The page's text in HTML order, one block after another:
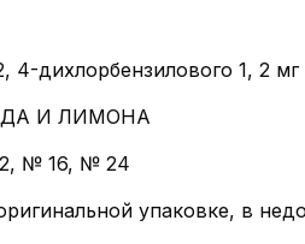
4-дихлорбензилового 1, 2 мг
И ЛИМОНА
№ 16, № 24
упаковке, в